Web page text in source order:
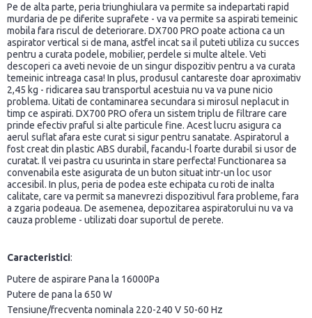
Pe de alta parte, peria triunghiulara va permite sa indepartati rapid
murdaria de pe diferite suprafete - va va permite sa aspirati temeinic
mobila fara riscul de deteriorare. DX700 PRO poate actiona ca un
aspirator vertical si de mana, astfel incat sa il puteti utiliza cu succes
pentru a curata podele, mobilier, perdele si multe altele. Veti
descoperi ca aveti nevoie de un singur dispozitiv pentru a va curata
temeinic intreaga casa! In plus, produsul cantareste doar aproximativ
2,45 kg - ridicarea sau transportul acestuia nu va va pune nicio
problema. Uitati de contaminarea secundara si mirosul neplacut in
timp ce aspirati. DX700 PRO ofera un sistem triplu de filtrare care
prinde efectiv praful si alte particule fine. Acest lucru asigura ca
aerul suflat afara este curat si sigur pentru sanatate. Aspiratorul a
fost creat din plastic ABS durabil, facandu-l foarte durabil si usor de
curatat. Il vei pastra cu usurinta in stare perfecta! Functionarea sa
convenabila este asigurata de un buton situat intr-un loc usor
accesibil. In plus, peria de podea este echipata cu roti de inalta
calitate, care va permit sa manevrezi dispozitivul fara probleme, fara
a zgaria podeaua. De asemenea, depozitarea aspiratorului nu va va
cauza probleme - utilizati doar suportul de perete.
Caracteristici:
Putere de aspirare Pana la 16000Pa
Putere de pana la 650 W
Tensiune/frecventa nominala 220-240 V 50-60 Hz